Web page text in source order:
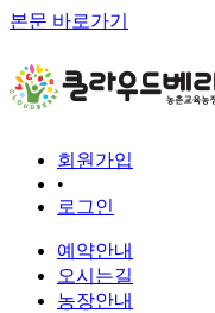
본문 바로가기
회원가입
•
로그인
예약안내
오시는길
농장안내